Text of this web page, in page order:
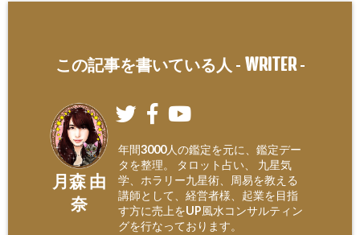
この記事を書いている人 - WRITER-
月森 由
奈
年間3000人の鑑定を元に、鑑定デー
タを整理。 タロット占い、 九星気
学、ホラリー九星術、周易を教える
講師として、経営者様、起業を目指
す方に売上をUP風水コンサルティン
グを行なっております。